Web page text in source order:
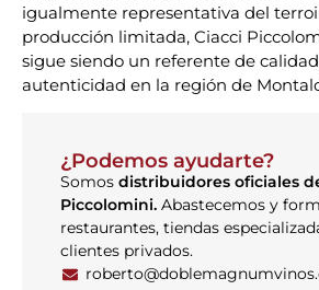
igualmente representativa del
producción limitada, Ciacci
sigue siendo un referente de
autenticidad en la región de
¿Podemos ayudarte?
Somos distribuidores oficiales
Piccolomini. Abastecemos y
restaurantes, tiendas
clientes privados.